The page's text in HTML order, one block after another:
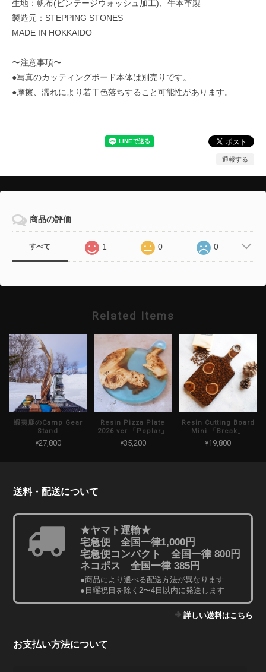
生地：帆布(ビンテージウォッシュ加工)、牛本革製
製造元：STEPPING STONES
MADE IN HOKKAIDO
〜注意事項〜
●写真のカッティングボード本体は別売りです。
●摩擦、濡れにより若干色落ちすること可能性があります。
通報する
商品の評価
すべて 1 0 0
Related Items
蝦夷鹿のCamp Gear
Stand
¥27,800
Resin Pizza Plate
2026 ver.「Poplar」
¥35,200
Resin Cutting Board
Mini 「Break」
¥19,800
送料・配送について
★ヤマト運輸★
宅急便 全国一律1,000円
宅急便コンパクト 全国一律 800円
ネコポス 全国一律 385円
●商品により選べる配送方法が異なります
●日曜祝日を除く2〜4日以内に発送します
詳しい送料はこちら
お支払い方法について